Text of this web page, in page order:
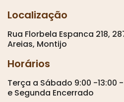
Localização
Rua Florbela Espanca 218,
Areias, Montijo
Horários
Terça a Sábado 9:00 -13:00
e Segunda Encerrado